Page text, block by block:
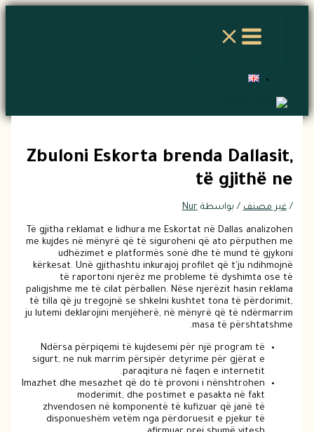
تخطي
Zbuloni Eskorta brenda Dallasit,
të gjithë ne
/غير مصنف / بواسطة Nur
Të gjitha reklamat e lidhura me Eskortat në Dallas analizohen
me kujdes në mënyrë që të siguroheni që ato përputhen me
udhëzimet e platformës sonë dhe të mund të gjykoni
kërkesat. Unë gjithashtu inkurajoj profilet që t'ju ndihmojnë
të raportoni njerëz me probleme të dyshimta ose të
paligjshme me të cilat përballen. Nëse njerëzit hasin reklama
të tilla që ju tregojnë se shkelni kushtet tona të përdorimit,
ju lutemi deklarojini menjëherë, në mënyrë që të ndërmarrim
masa të përshtatshme.
Ndërsa përpiqemi të kujdesemi për një program të
sigurt, ne nuk marrim përsipër detyrime për gjërat e
paraqitura në faqen e internetit.
Imazhet dhe mesazhet që do të provoni i nënshtrohen
moderimit, dhe postimet e pasakta në fakt
zhvendosen në komponentë të kufizuar që janë të
disponueshëm vetëm nga përdoruesit e pjekur të